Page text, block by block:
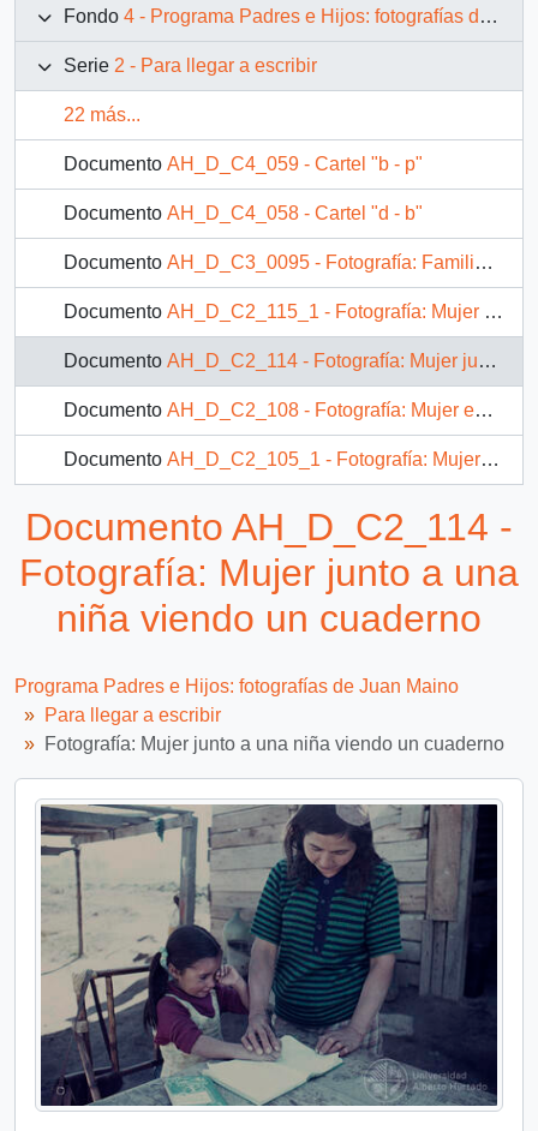
Fondo 4 - Programa Padres e Hijos: fotografías de Juan Maino
Serie 2 - Para llegar a escribir
22 más...
Documento AH_D_C4_059 - Cartel "b - p"
Documento AH_D_C4_058 - Cartel "d - b"
Documento AH_D_C3_0095 - Fotografía: Familia desgranando porotos
Documento AH_D_C2_115_1 - Fotografía: Mujer desgranando abas en una mesa junto a un grupo de niños.
Documento AH_D_C2_114 - Fotografía: Mujer junto a una niña viendo un cuaderno
Documento AH_D_C2_108 - Fotografía: Mujer enseñando a una niña
Documento AH_D_C2_105_1 - Fotografía: Mujer junto a dos niñas desgranando abas
Documento AH_D_C2_114 -
Fotografía: Mujer junto a una
niña viendo un cuaderno
Programa Padres e Hijos: fotografías de Juan Maino
Para llegar a escribir
Fotografía: Mujer junto a una niña viendo un cuaderno